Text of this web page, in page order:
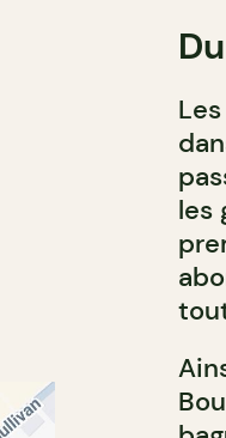
les